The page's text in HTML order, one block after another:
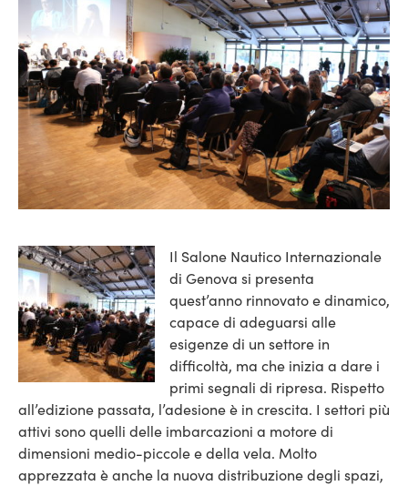
Il Salone Nautico Internazionale
di Genova si presenta
quest’anno rinnovato e dinamico,
capace di adeguarsi alle
esigenze di un settore in
difficoltà, ma che inizia a dare i
primi segnali di ripresa. Rispetto
all’edizione passata, l’adesione è in crescita. I settori più
attivi sono quelli delle imbarcazioni a motore di
dimensioni medio-piccole e della vela. Molto
apprezzata è anche la nuova distribuzione degli spazi,